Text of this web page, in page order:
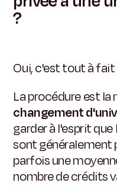
?
Oui, c'est tout à fait
La procédure est
changement
garder à l'esprit
sont généralement
parfois une
nombre de crédits